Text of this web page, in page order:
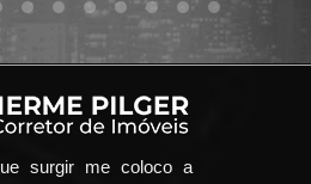
surgir me coloco a